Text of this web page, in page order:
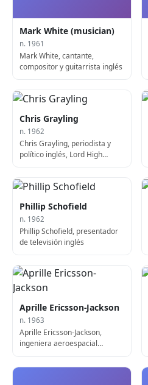
Mark White (musician)
n. 1961
Mark White, cantante,
compositor y guitarrista inglés
Chris Grayling
n. 1962
Chris Grayling, periodista y
político inglés, Lord High
Phillip Schofield
n. 1962
Phillip Schofield, presentador
de televisión inglés
Aprille Ericsson-Jackson
n. 1963
Aprille Ericsson-Jackson,
ingeniera aeroespacial